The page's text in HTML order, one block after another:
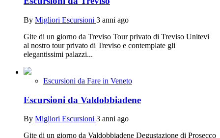
By Migliori Escursioni 3 anni ago
Gite di un giorno da Treviso Tour privato di Treviso Unitevi
al nostro tour privato di Treviso e contemplate gli
elegantissimi palazzi...
Escursioni da Fare in Veneto
Escursioni da Valdobbiadene
By Migliori Escursioni 3 anni ago
Gite di un giorno da Valdobbiadene Degustazione di Prosecco